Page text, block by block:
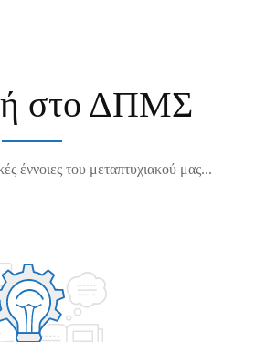
στο ΔΠΜΣ
έννοιες του μεταπτυχιακού μας...